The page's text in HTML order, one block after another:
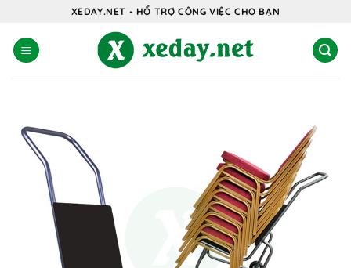
nội
dung
XEDAY.NET - HỔ TRỢ CÔNG VIỆC CHO BẠN